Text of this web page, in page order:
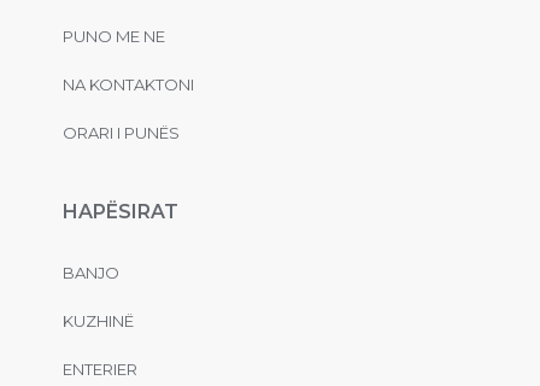
PUNO ME NE
NA KONTAKTONI
ORARI I PUNËS
HAPËSIRAT
BANJO
KUZHINË
ENTERIER